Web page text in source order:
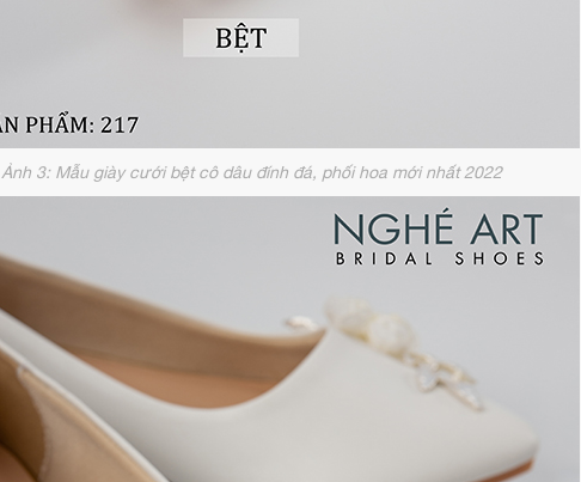
Ảnh 3: Mẫu giày cưới bệt cô dâu đính đá, phối hoa mới nhất 2022